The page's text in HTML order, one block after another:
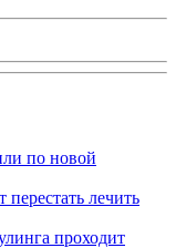
по новой
лечить
проходит